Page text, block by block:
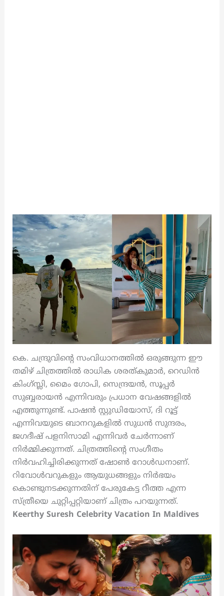
കെ. ചന്ദ്രുവിന്റെ സംവിധാനത്തിൽ ഒരുങ്ങുന്ന ഈ
തമിഴ് ചിത്രത്തിൽ രാധിക ശരത്കുമാർ, റെഡിൻ
കിംഗ്സ്ലി, മൈം ഗോപി, സെന്ദ്രയൻ, സൂപ്പർ
സുബ്ബരായൻ എന്നിവരും പ്രധാന വേഷങ്ങളിൽ
എത്തുന്നുണ്ട്. പാഷൻ സ്റ്റുഡിയോസ്, ദി റൂട്ട്
എന്നിവയുടെ ബാനറുകളിൽ സുധൻ സുന്ദരം,
ജഗദീഷ് പളനിസാമി എന്നിവർ ചേർന്നാണ്
നിർമ്മിക്കുന്നത്. ചിത്രത്തിന്റെ സംഗീതം
നിർവഹിച്ചിരിക്കുന്നത് ഷോൺ റോൾഡനാണ്.
റിവോൾവറുകളും ആയുധങ്ങളും നിർഭയം
കൊണ്ടുനടക്കുന്നതിന് പേരുകേട്ട റീത്ത എന്ന
സ്ത്രീയെ ചുറ്റിപ്പറ്റിയാണ് ചിത്രം പറയുന്നത്.
Keerthy Suresh Celebrity Vacation In Maldives